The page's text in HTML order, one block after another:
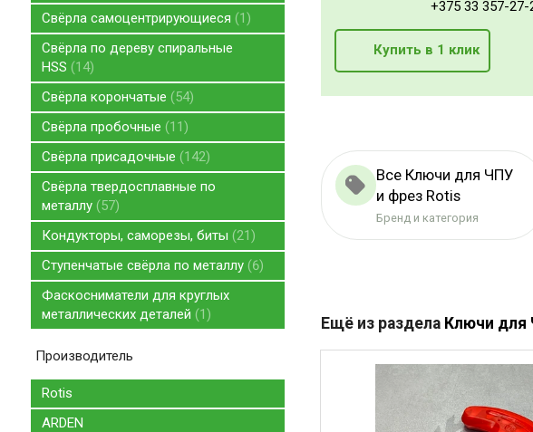
Свёрла самоцентрирующиеся 1
Свёрла по дереву спиральные
HSS 14
Свёрла корончатые 54
Свёрла пробочные 11
Свёрла присадочные 142
Свёрла твердосплавные по
металлу 57
Кондукторы, саморезы, биты 21
Ступенчатые свёрла по металлу 6
Фаскосниматели для круглых
металлических деталей 1
Производитель
Rotis
ARDEN
+375 33 357-27-
Купить в 1 клик
Все Ключи для ЧПУ
и фрез Rotis
Бренд и категория
Ещё из раздела Ключи для